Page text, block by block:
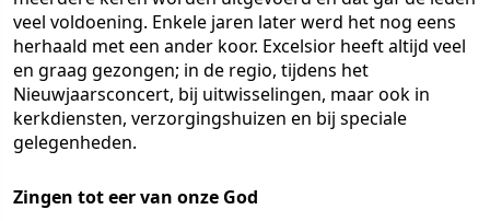
veel voldoening. Enkele jaren later werd het nog eens
herhaald met een ander koor. Excelsior heeft altijd veel
en graag gezongen; in de regio, tijdens het
Nieuwjaarsconcert, bij uitwisselingen, maar ook in
kerkdiensten, verzorgingshuizen en bij speciale
gelegenheden.
Zingen tot eer van onze God